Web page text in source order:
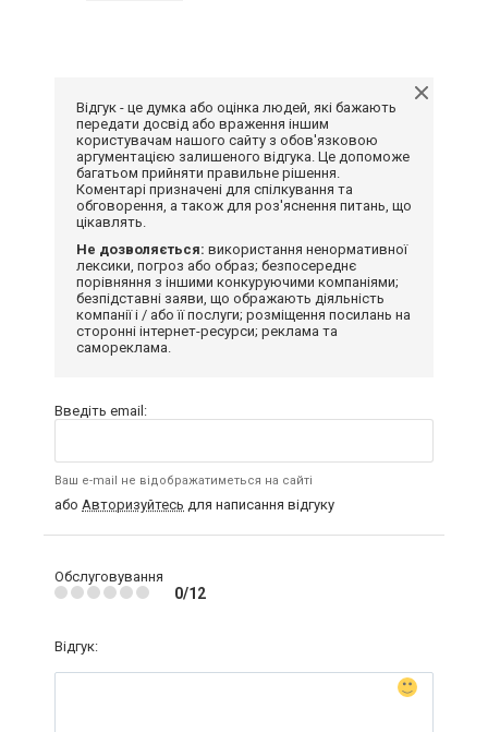
Відгук - це думка або оцінка людей, які бажають
передати досвід або враження іншим
користувачам нашого сайту з обов'язковою
аргументацією залишеного відгука. Це допоможе
багатьом прийняти правильне рішення.
Коментарі призначені для спілкування та
обговорення, а також для роз'яснення питань, що
цікавлять.
Не дозволяється: використання ненормативної
лексики, погроз або образ; безпосереднє
порівняння з іншими конкуруючими компаніями;
безпідставні заяви, що ображають діяльність
компанії і / або її послуги; розміщення посилань на
сторонні інтернет-ресурси; реклама та
самореклама.
Введіть email:
Ваш e-mail не відображатиметься на сайті
або Авторизуйтесь для написання відгуку
Обслуговування
0/12
Відгук: